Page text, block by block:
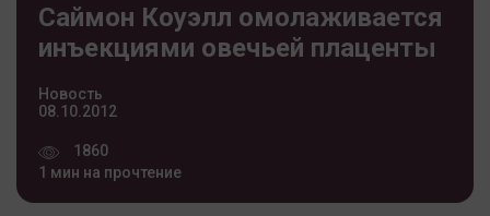
Саймон Коуэлл омолаживается
инъекциями овечьей плаценты
Новость
08.10.2012
1860
1 мин на прочтение